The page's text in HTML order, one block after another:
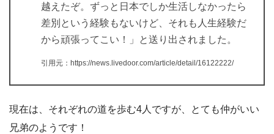
越えたぞ。ずっと日本でしか生活しなかったら
差別という経験もないけど、それも人生経験だ
から頑張ってこい！」と送り出されました。
引用元：https://news.livedoor.com/article/detail/16122222/
現在は、それぞれの道を歩む4人ですが、とても仲がいい
兄弟のようです！